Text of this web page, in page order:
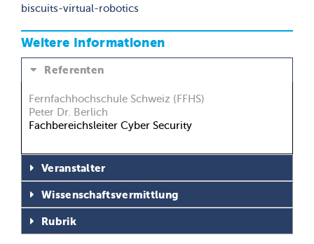
biscuits-virtual-robotics
Weitere Informationen
Referenten
Fernfachhochschule Schweiz (FFHS)
Peter Dr. Berlich
Fachbereichsleiter Cyber Security
Veranstalter
Wissenschaftsvermittlung
Rubrik